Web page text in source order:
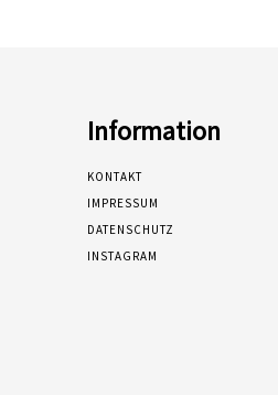
Information
KONTAKT
IMPRESSUM
DATENSCHUTZ
INSTAGRAM